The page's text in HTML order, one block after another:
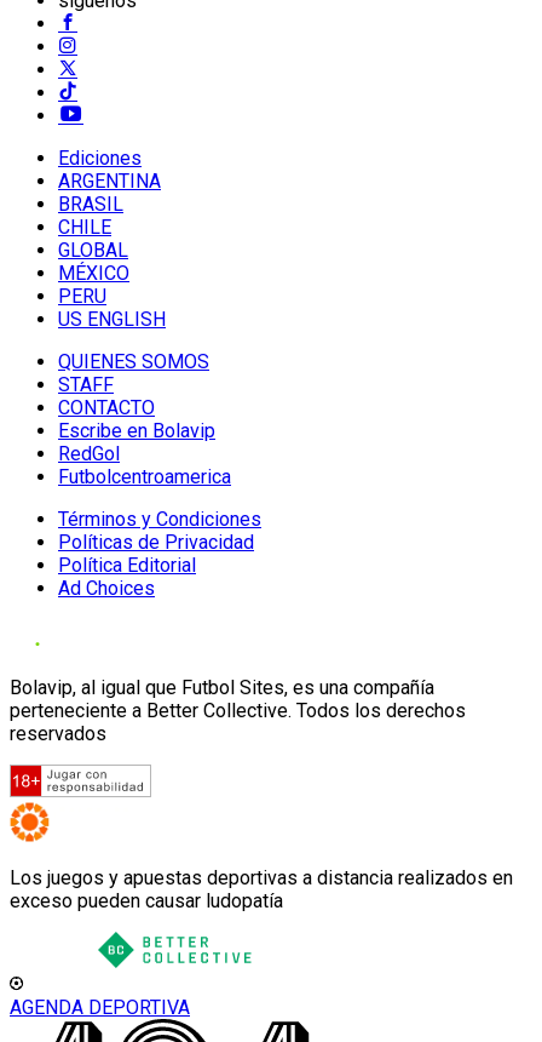
Ediciones
ARGENTINA
BRASIL
CHILE
GLOBAL
MÉXICO
PERU
US ENGLISH
QUIENES SOMOS
STAFF
CONTACTO
Escribe en Bolavip
RedGol
Futbolcentroamerica
Términos y Condiciones
Políticas de Privacidad
Política Editorial
Ad Choices
Bolavip, al igual que Futbol Sites, es una compañía
perteneciente a Better Collective. Todos los derechos
reservados
Los juegos y apuestas deportivas a distancia realizados en
exceso pueden causar ludopatía
AGENDA DEPORTIVA